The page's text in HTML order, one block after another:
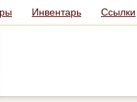
Инвентарь Ссылки